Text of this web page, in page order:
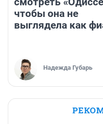
чтобы она не
выглядела как
Надежда Губарь